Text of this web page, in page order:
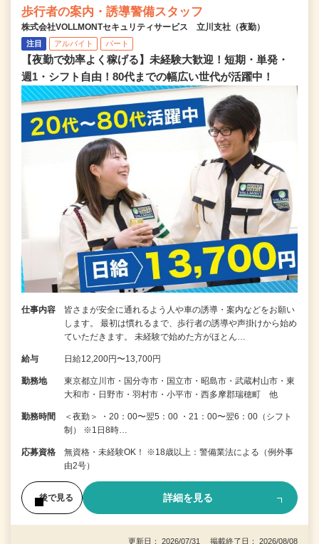
歩行者の案内・誘導警備スタッフ
株式会社VOLLMONTセキュリティサービス 立川支社（夜勤）
注目 アルバイト パート
【夜勤で効率よく稼げる】未経験大歓迎！短期・単発・
週1・シフト自由！80代までの幅広い世代が活躍中！
仕事内容
皆さまが安全に通れるよう人や車の誘導・案内などをお願い
します。 最初は慣れるまで、歩行者の誘導や声掛けから始め
ていただきます。 未経験で始めた方がほとん…
給与 日給12,200円〜13,700円
勤務地
東京都立川市・国分寺市・国立市・昭島市・武蔵村山市・東
大和市・日野市・羽村市・小平市・西多摩郡瑞穂町 他
勤務時間
＜夜勤＞ ・20：00〜翌5：00 ・21：00〜翌6：00（シフト
制） ※1日8時…
応募資格
無資格・未経験OK！ ※18歳以上：警備業法による（例外事
由2号）
後で見る 詳細を見る
更新日： 2026/07/31 掲載終了日： 2026/08/08